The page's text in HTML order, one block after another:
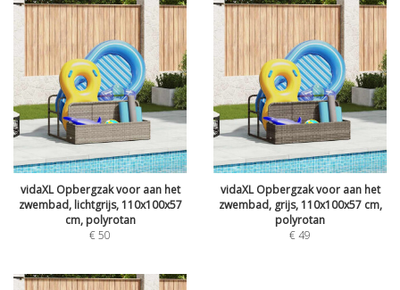
vidaXL Opbergzak voor aan het
zwembad, lichtgrijs, 110x100x57
cm, polyrotan
€50
vidaXL Opbergzak voor aan het
zwembad, grijs, 110x100x57 cm,
polyrotan
€49